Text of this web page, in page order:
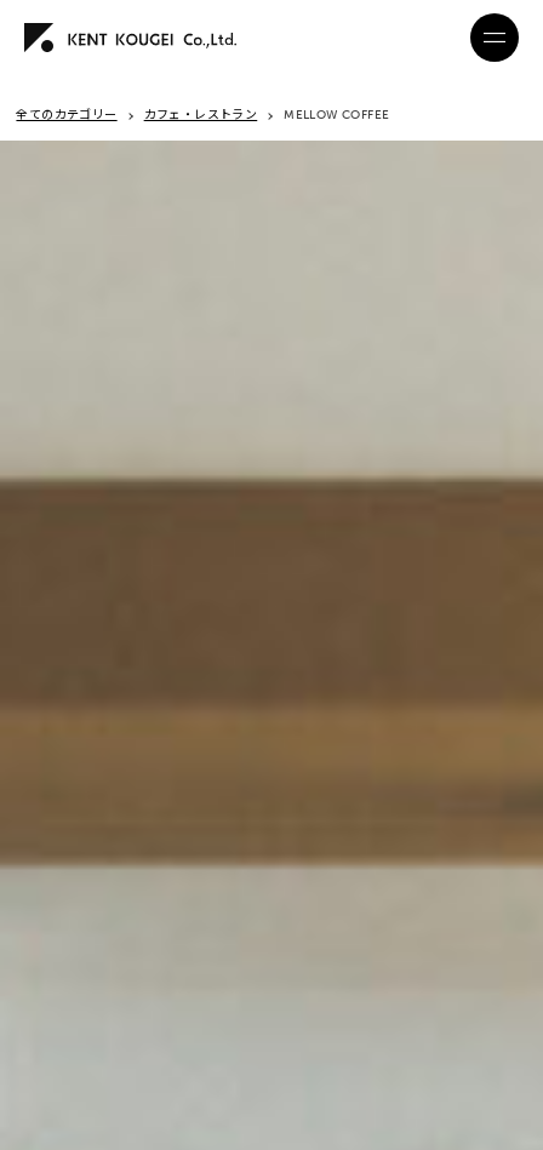
全てのカテゴリー カフェ・レストラン MELLOW COFFEE